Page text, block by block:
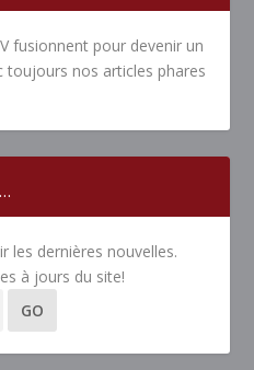
fusionnent pour devenir un
toujours nos articles phares
les dernières nouvelles.
à jours du site!